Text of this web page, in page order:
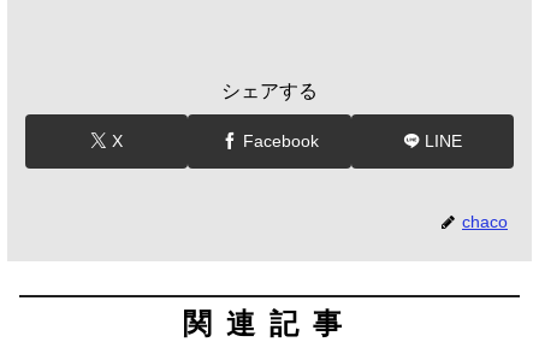
シェアする
X Facebook LINE
chaco
関連記事